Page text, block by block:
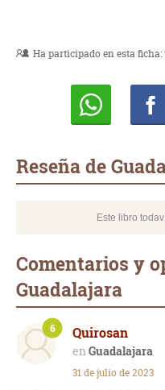
Ha participado en esta ficha:
Reseña de
Este libro
Comentarios y
Guadalajara
Quirosan
Guadalajara
6
31 de julio de 2023